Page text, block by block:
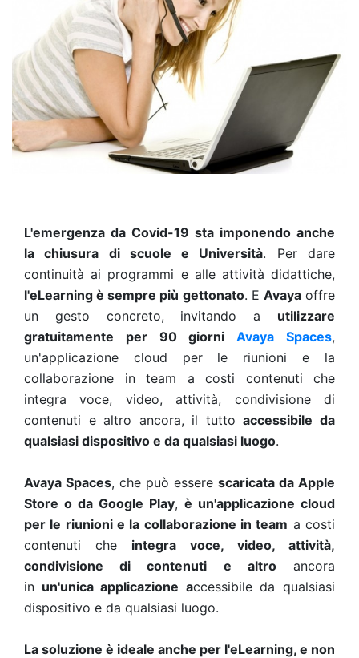
L'emergenza da Covid-19 sta imponendo anche
la chiusura di scuole e Università. Per dare
continuità ai programmi e alle attività didattiche,
l'eLearning è sempre più gettonato. E Avayaoffre
un gesto concreto, invitando a utilizzare
gratuitamente per 90 giorniAvaya Spaces,
un'applicazione cloud per le riunioni e la
collaborazione in team a costi contenuti che
integra voce, video, attività, condivisione di
contenuti e altro ancora, il tuttoaccessibile da
qualsiasi dispositivo e da qualsiasi luogo.
Avaya Spaces, che può essere scaricata da Apple
Store o da Google Play, è un'applicazione cloud
per le riunioni e la collaborazione in team a costi
contenuti che integra voce, video, attività,
condivisione di contenuti e altroancora
in un'unica applicazione accessibile da qualsiasi
dispositivo e da qualsiasi luogo.
La soluzione è ideale anche per l'eLearning, e non